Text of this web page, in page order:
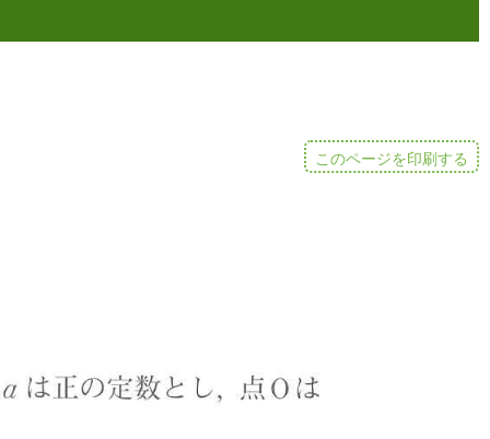
このページを印刷する